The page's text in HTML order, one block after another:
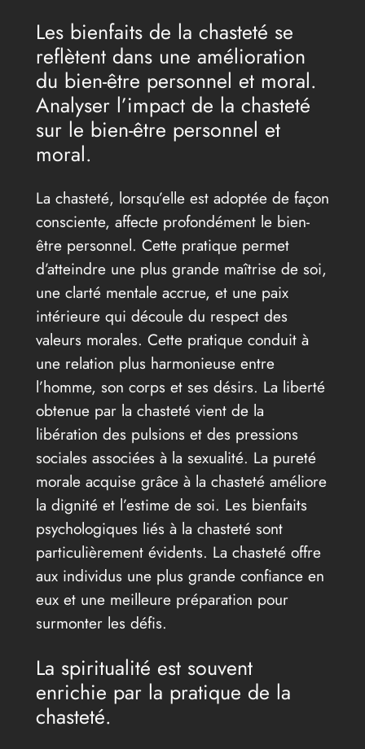
Les bienfaits de la chasteté se
reflètent dans une amélioration
du bien-être personnel et moral.
Analyser l’impact de la chasteté
sur le bien-être personnel et
moral.
La chasteté, lorsqu’elle est adoptée de façon
consciente, affecte profondément le bien-
être personnel. Cette pratique permet
d’atteindre une plus grande maîtrise de soi,
une clarté mentale accrue, et une paix
intérieure qui découle du respect des
valeurs morales. Cette pratique conduit à
une relation plus harmonieuse entre
l’homme, son corps et ses désirs. La liberté
obtenue par la chasteté vient de la
libération des pulsions et des pressions
sociales associées à la sexualité. La pureté
morale acquise grâce à la chasteté améliore
la dignité et l’estime de soi. Les bienfaits
psychologiques liés à la chasteté sont
particulièrement évidents. La chasteté offre
aux individus une plus grande confiance en
eux et une meilleure préparation pour
surmonter les défis.
La spiritualité est souvent
enrichie par la pratique de la
chasteté.